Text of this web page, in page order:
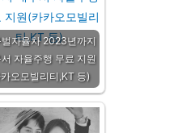
벌자율차 2023년까지
자율주행 무료 지원
오모빌리티,KT 등)